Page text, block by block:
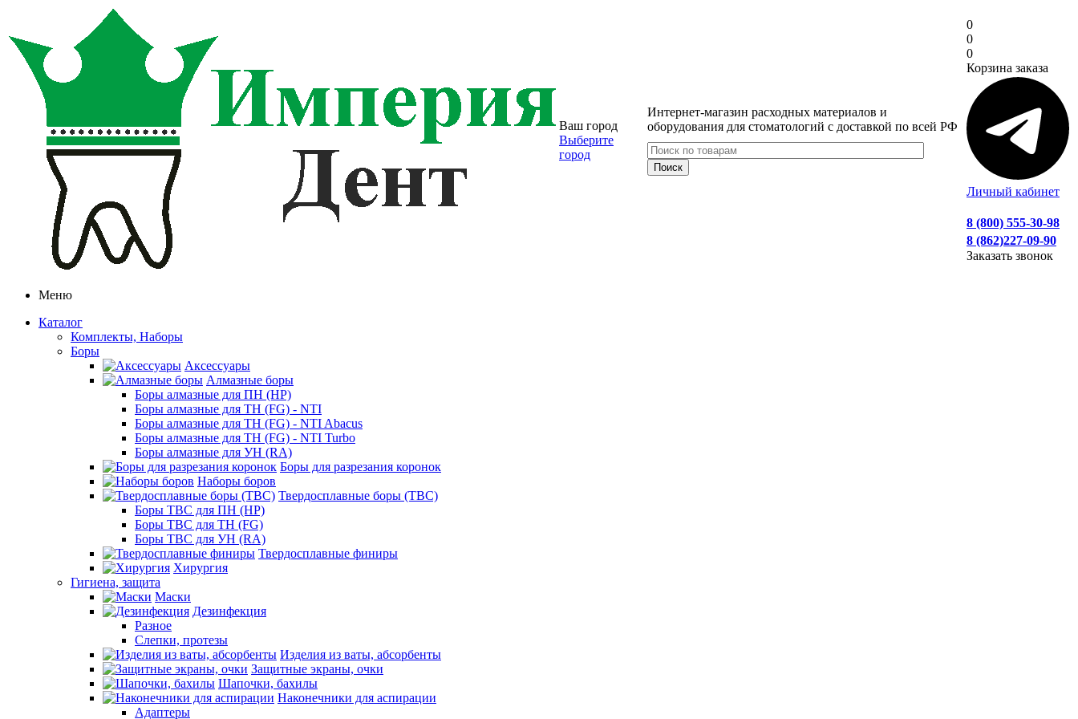
Ваш город
Выберите
город
Интернет-магазин расходных материалов и
оборудования для стоматологий с доставкой по всей РФ
0
0
0
Корзина заказа
Личный кабинет
8 (800) 555-30-98
8 (862)227-09-90
Заказать звонок
Меню
Каталог
Комплекты, Наборы
Боры
Аксессуары
Алмазные боры
Боры алмазные для ПН (HP)
Боры алмазные для ТН (FG) - NTI
Боры алмазные для ТН (FG) - NTI Abacus
Боры алмазные для ТН (FG) - NTI Turbo
Боры алмазные для УН (RA)
Боры для разрезания коронок
Наборы боров
Твердосплавные боры (ТВС)
Боры ТВС для ПН (HP)
Боры ТВС для ТН (FG)
Боры ТВС для УН (RA)
Твердосплавные финиры
Хирургия
Гигиена, защита
Маски
Дезинфекция
Разное
Слепки, протезы
Изделия из ваты, абсорбенты
Защитные экраны, очки
Шапочки, бахилы
Наконечники для аспирации
Адаптеры